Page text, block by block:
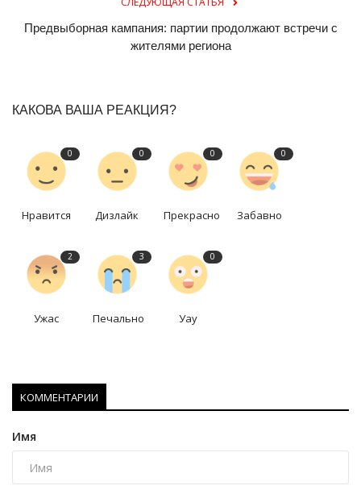
Предвыборная кампания: партии продолжают встречи с
жителями региона
КАКОВА ВАША РЕАКЦИЯ?
0
Нравится
0
Дизлайк
0
Прекрасно
0
Забавно
2
Ужас
3
Печально
0
Уау
КОММЕНТАРИИ
Имя